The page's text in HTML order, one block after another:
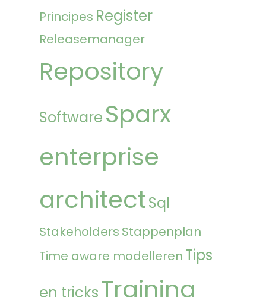
Principes Register
Releasemanager
Repository
Software Sparx
enterprise
architectSql
Stakeholders Stappenplan
Time aware modelleren Tips
en tricksTraining